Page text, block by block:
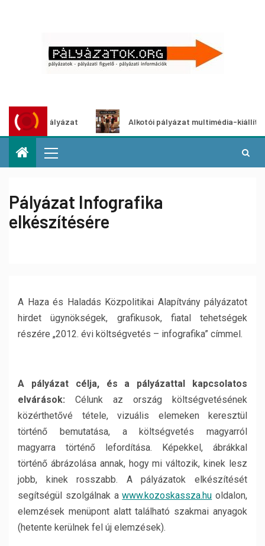
Alkotói pályázat multimédia-kiállításhoz
Pályázat Infografika
elkészítésére
A Haza és Haladás Közpolitikai Alapítvány pályázatot
hirdet ügynökségek, grafikusok, fiatal tehetségek
részére „2012. évi költségvetés – infografika” címmel.
A pályázat célja, és a pályázattal kapcsolatos
elvárások: Célunk az ország költségvetésének
közérthetővé tétele, vizuális elemeken keresztül
történő bemutatása, a költségvetés magyarról
magyarra történő lefordítása. Képekkel, ábrákkal
történő ábrázolása annak, hogy mi változik, kinek lesz
jobb, kinek rosszabb. A pályázatok elkészítését
segítségül szolgálnak awww.kozoskassza.hu oldalon,
elemzések menüpont alatt található szakmai anyagok
(hetente kerülnek fel új elemzések).